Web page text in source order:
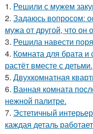
1. Решили с мужем
2. Задаюсь вопросом:
мужа от другой, что он
3. Решила навести
4. Комната для брата и
растёт вместе с детьми.
5. Двухкомнатная
6. Ванная комната
нежной палитре.
7. Эстетичный
каждая деталь